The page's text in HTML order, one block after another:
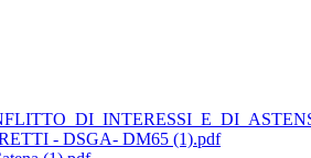
- DSGA- DM65 (1).pdf